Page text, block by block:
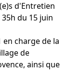
d'Entretien
du 15 juin
en charge de la
de
ainsi que